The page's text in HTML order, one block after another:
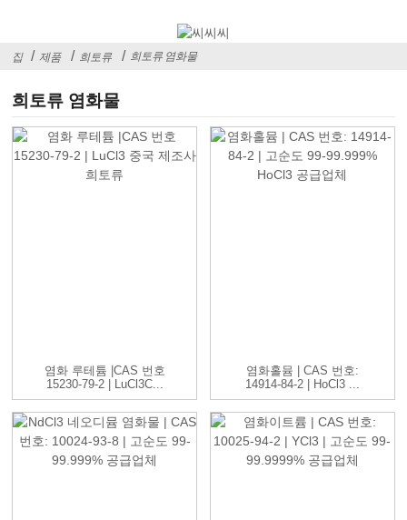
집 제품 희토류 희토류 염화물
희토류 염화물
염화 루테튬 |CAS 번호
15230-79-2 | LuCl3C...
염화홀뮴 | CAS 번호:
14914-84-2 | HoCl3 ...